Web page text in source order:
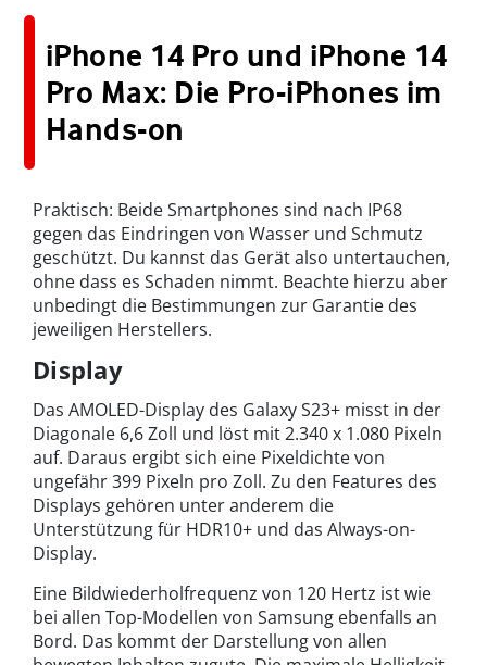
iPhone 14 Pro und iPhone 14
Pro Max: Die Pro-iPhones im
Hands-on
Praktisch: Beide Smartphones sind nach IP68
gegen das Eindringen von Wasser und Schmutz
geschützt. Du kannst das Gerät also untertauchen,
ohne dass es Schaden nimmt. Beachte hierzu aber
unbedingt die Bestimmungen zur Garantie des
jeweiligen Herstellers.
Display
Das AMOLED-Display des Galaxy S23+ misst in der
Diagonale 6,6 Zoll und löst mit 2.340 x 1.080 Pixeln
auf. Daraus ergibt sich eine Pixeldichte von
ungefähr 399 Pixeln pro Zoll. Zu den Features des
Displays gehören unter anderem die
Unterstützung für HDR10+ und das Always-on-
Display.
Eine Bildwiederholfrequenz von 120 Hertz ist wie
bei allen Top-Modellen von Samsung ebenfalls an
Bord. Das kommt der Darstellung von allen